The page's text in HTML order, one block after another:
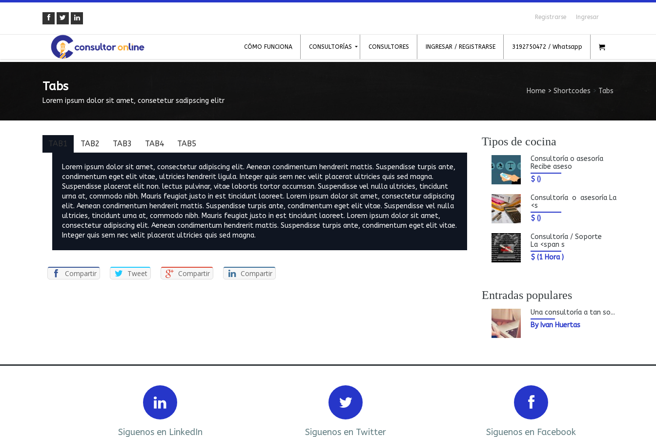
Registrarse Ingresar
CÓMO FUNCIONA CONSULTORÍAS CONSULTORES INGRESAR / REGISTRARSE 3192750472 / Whatsapp
Tabs
Lorem ipsum dolor sit amet, consetetur sadipscing elitr
Home > Shortcodes > Tabs
TAB1 TAB2 TAB3 TAB4 TAB5
Lorem ipsum dolor sit amet, consectetur adipiscing elit. Aenean condimentum hendrerit mattis. Suspendisse turpis ante,
condimentum eget elit vitae, ultricies hendrerit ligula. Integer quis sem nec velit placerat ultricies quis sed magna.
Suspendisse placerat elit non. lectus pulvinar, vitae lobortis tortor accumsan. Suspendisse vel nulla ultricies, tincidunt
urna at, commodo nibh. Mauris feugiat justo in est tincidunt laoreet. Lorem ipsum dolor sit amet, consectetur adipiscing
elit. Aenean condimentum hendrerit mattis. Suspendisse turpis ante, condimentum eget elit vitae. Suspendisse vel nulla
ultricies, tincidunt urna at, commodo nibh. Mauris feugiat justo in est tincidunt laoreet. Lorem ipsum dolor sit amet,
consectetur adipiscing elit. Aenean condimentum hendrerit mattis. Suspendisse turpis ante, condimentum eget elit vitae.
Integer quis sem nec velit placerat ultricies quis sed magna.
Compartir Tweet Compartir Compartir
Tipos de cocina
Consultoría o asesoría
Recibe aseso
$ ()
Consultoría o asesoría La
<s
$ ()
Consultoría / Soporte
La <span s
$ (1 Hora )
Entradas populares
Una consultoría a tan so...
By Ivan Huertas
Siguenos en LinkedIn Siguenos en Twitter Siguenos en Facebook